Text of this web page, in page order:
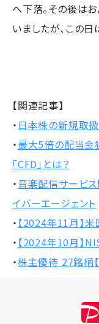
へ下落。その後は
いましたが、この
【関連記事】
・ 日本株の新規取
・最大5倍の配当金
「CFD」とは？
・音楽配信サービス
イバーエージェント
・ 【2024年11月】
・ 【2024年10月】
・株主優待 27銘柄